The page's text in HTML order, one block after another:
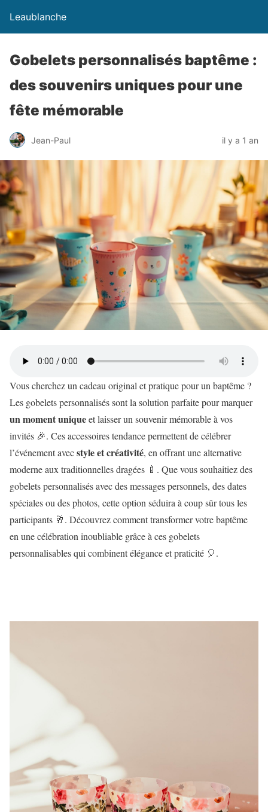
Leaublanche
Gobelets personnalisés baptême :
des souvenirs uniques pour une
fête mémorable
Jean-Paul il y a 1 an
Vous cherchez un cadeau original et pratique pour un baptême ?
Les gobelets personnalisés sont la solution parfaite pour marquer
un moment uniqueet laisser un souvenir mémorable à vos
invités 🎉. Ces accessoires tendance permettent de célébrer
l’événement avecstyle et créativité, en offrant une alternative
moderne aux traditionnelles dragées 🍼. Que vous souhaitiez des
gobelets personnalisés avec des messages personnels, des dates
spéciales ou des photos, cette option séduira à coup sûr tous les
participants 🥂. Découvrez comment transformer votre baptême
en une célébration inoubliable grâce à ces gobelets
personnalisables qui combinent élégance et praticité 🎈.